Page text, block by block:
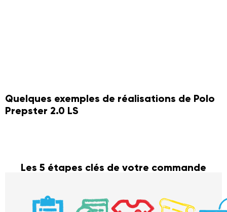
Quelques exemples de réalisations de Polo
Prepster 2.0 LS
Les 5 étapes clés de votre commande